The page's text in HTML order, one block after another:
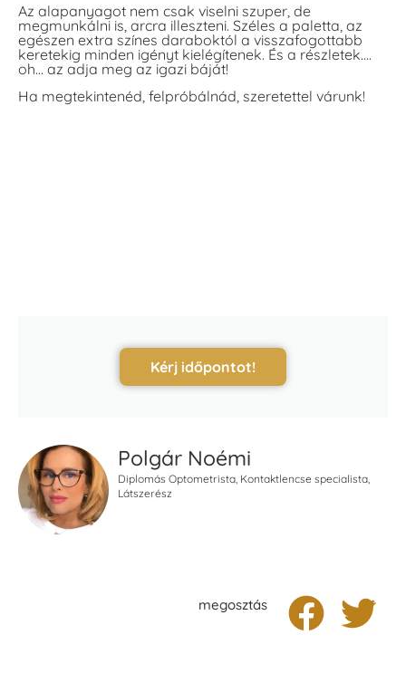
Az alapanyagot nem csak viselni szuper, de
megmunkálni is, arcra illeszteni. Széles a paletta, az
egészen extra színes daraboktól a visszafogottabb
keretekig minden igényt kielégítenek. És a részletek….
oh… az adja meg az igazi báját!
Ha megtekintenéd, felpróbálnád, szeretettel várunk!
Kérj időpontot!
Polgár Noémi
Diplomás Optometrista, Kontaktlencse specialista,
Látszerész
megosztás